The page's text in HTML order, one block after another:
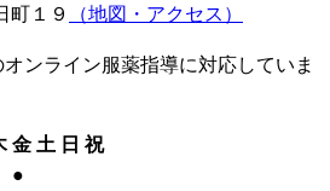
町１９
（地図・アクセス）
ンライン服薬指導に対応していま
金 土 日 祝
●